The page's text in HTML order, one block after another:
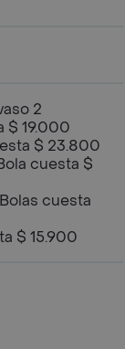
2
$ 19.000
$ 23.800
cuesta $
cuesta
$ 15.900